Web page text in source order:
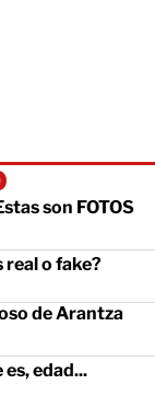
son FOTOS
real o fake?
de Arantza
edad...